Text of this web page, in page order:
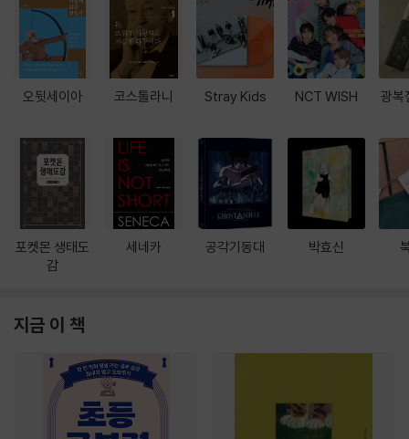
오뒷세이아
포켓몬 생태도
감
코스톨라니
세네카
Stray Kids
공각기동대
NCT WISH
박효신
광복
지금 이 책